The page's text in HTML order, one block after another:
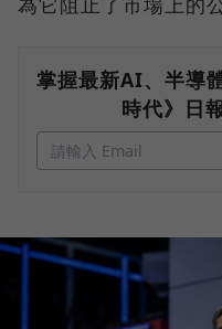
掌握最新AI、半導
時代》日